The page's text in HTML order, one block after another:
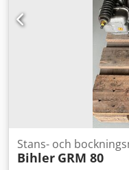
Stans- och
Bihler GRM 80